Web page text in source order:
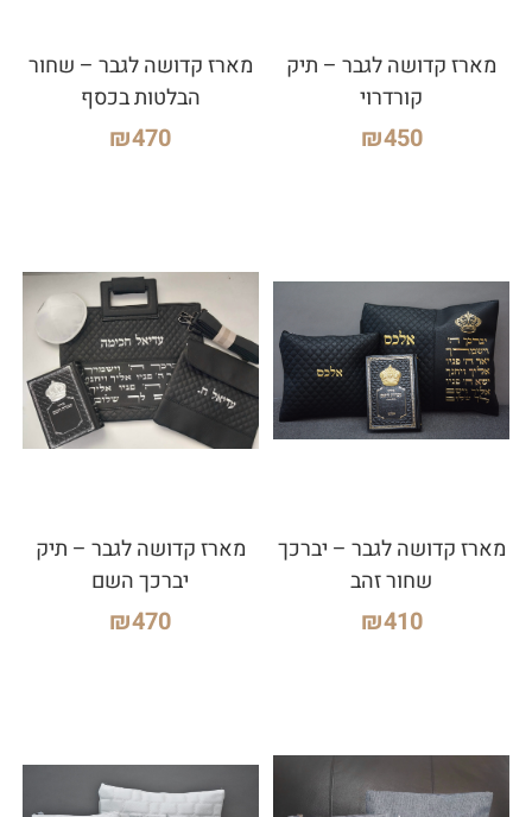
מארז קדושה לגבר – תיק
קורדרוי
₪450
מארז קדושה לגבר – שחור
הבלטות בכסף
₪470
מארז קדושה לגבר – יברכך
שחור זהב
₪410
מארז קדושה לגבר – תיק
יברכך השם
₪470